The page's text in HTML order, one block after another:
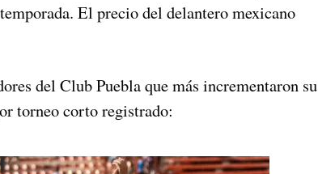
El precio del delantero mexicano
del Club Puebla que más incrementaron su
torneo corto registrado: